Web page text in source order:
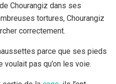
Chourangiz dans ses
tortures, Chourangiz
correctement.
parce que ses pieds
pas qu’on les voie.